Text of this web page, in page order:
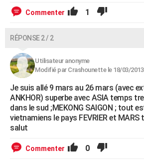
Commenter 1
RÉPONSE 2 / 2
Utilisateur anonyme
Modifié par Crashounette le 18/03/2013
Je suis allé 9 mars au 26 mars (avec
ANKHOR) superbe avec ASIA temps
dans le sud ;MEKONG SAIGON ; tout
vietnamiens le pays FEVRIER et
salut
Commenter 0